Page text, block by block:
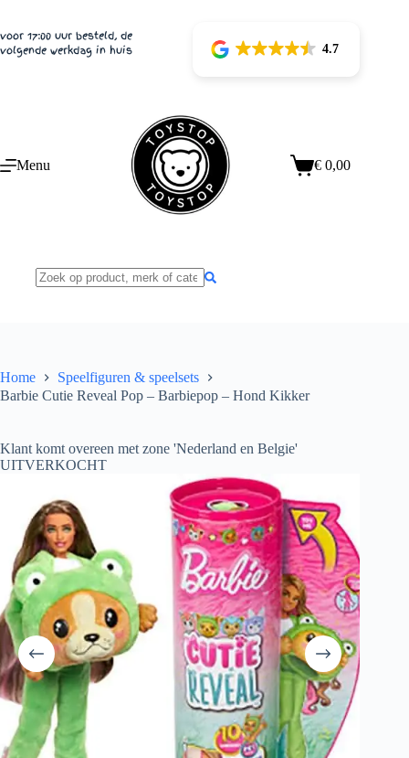
de
inhoud
voor 17:00 uur besteld, de
volgende werkdag in huis
4.7
Menu Winkelwagen
€ 0,00
Home
Speelfiguren & speelsets
Barbie Cutie Reveal Pop – Barbiepop – Hond Kikker
Klant komt overeen met zone 'Nederland en Belgie'
UITVERKOCHT